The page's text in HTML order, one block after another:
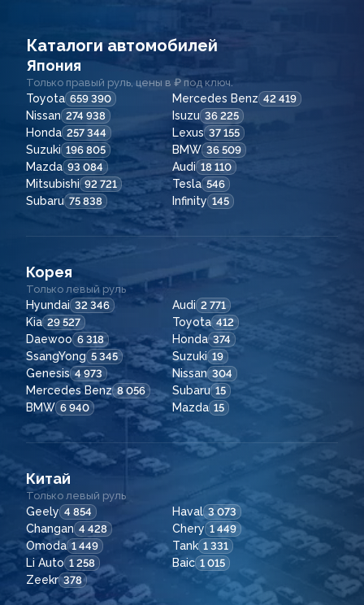
Каталоги автомобилей
Япония
Только правый руль, цены в ₽ под ключ.
Toyota 659 390 Mercedes Benz 42 419
Nissan 274 938 Isuzu 36 225
Honda 257 344 Lexus 37 155
Suzuki 196 805 BMW 36 509
Mazda 93 084 Audi 18 110
Mitsubishi 92 721 Tesla 546
Subaru 75 838 Infinity 145
Корея
Только левый руль
Hyundai 32 346 Audi 2 771
Kia 29 527 Toyota 412
Daewoo 6 318 Honda 374
SsangYong 5 345 Suzuki 19
Genesis 4 973 Nissan 304
Mercedes Benz 8 056 Subaru 15
BMW 6 940 Mazda 15
Китай
Только левый руль
Geely 4 854 Haval 3 073
Changan 4 428 Chery 1 449
Omoda 1 449 Tank 1 331
Li Auto 1 258 Baic 1 015
Zeekr 378